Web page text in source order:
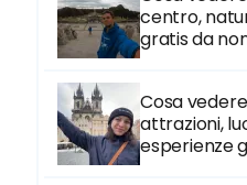
centro,
gratis da
Cosa
attrazioni,
esperienze